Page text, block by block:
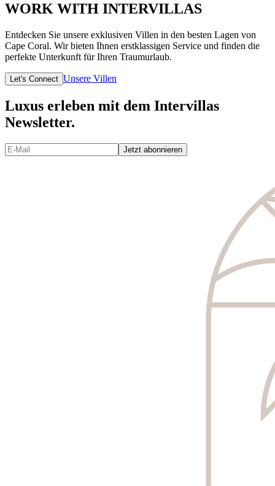
WORK WITH INTERVILLAS
Entdecken Sie unsere exklusiven Villen in den besten Lagen von
Cape Coral. Wir bieten Ihnen erstklassigen Service und finden die
perfekte Unterkunft für Ihren Traumurlaub.
Let's Connect Unsere Villen
Luxus erleben mit dem Intervillas
Newsletter.
Jetzt abonnieren